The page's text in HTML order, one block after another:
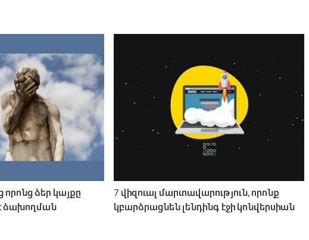
ձեր կայքը
7 վիզուալ մարտավարություն, որոնք
կբարձրացնեն լենդինգ էջի կոնվերսիան